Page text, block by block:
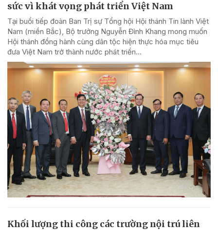
sức vì khát vọng phát triển Việt Nam
Tại buổi tiếp đoàn Ban Trị sự Tổng hội Hội thánh Tin lành Việt
Nam (miền Bắc), Bộ trưởng Nguyễn Đình Khang mong muốn
Hội thánh đồng hành cùng dân tộc hiện thực hóa mục tiêu
đưa Việt Nam trở thành nước phát triển...
Khối lượng thi công các trường nội trú liên